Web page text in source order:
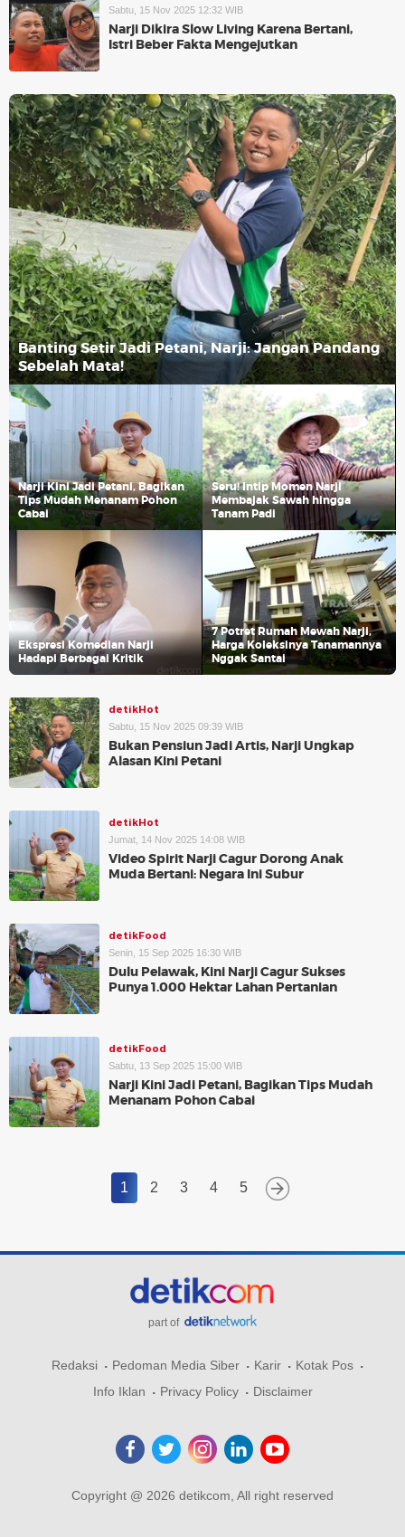
Sabtu, 15 Nov 2025 12:32 WIB
Narji Dikira Slow Living Karena Bertani,
Istri Beber Fakta Mengejutkan
Banting Setir Jadi Petani, Narji: Jangan Pandang
Sebelah Mata!
Narji Kini Jadi Petani, Bagikan
Tips Mudah Menanam Pohon
Cabai
Seru! Intip Momen Narji
Membajak Sawah hingga
Tanam Padi
Ekspresi Komedian Narji
Hadapi Berbagai Kritik
7 Potret Rumah Mewah Narji,
Harga Koleksinya Tanamannya
Nggak Santai
detikHot
Sabtu, 15 Nov 2025 09:39 WIB
Bukan Pensiun Jadi Artis, Narji Ungkap
Alasan Kini Petani
detikHot
Jumat, 14 Nov 2025 14:08 WIB
Video Spirit Narji Cagur Dorong Anak
Muda Bertani: Negara Ini Subur
detikFood
Senin, 15 Sep 2025 16:30 WIB
Dulu Pelawak, Kini Narji Cagur Sukses
Punya 1.000 Hektar Lahan Pertanian
detikFood
Sabtu, 13 Sep 2025 15:00 WIB
Narji Kini Jadi Petani, Bagikan Tips Mudah
Menanam Pohon Cabai
1 2 3 4 5
part of
Redaksi Pedoman Media Siber Karir
Kotak Pos
Info Iklan
Privacy Policy Disclaimer
Copyright @ 2026 detikcom, All right reserved